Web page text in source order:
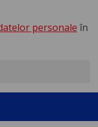
personale în